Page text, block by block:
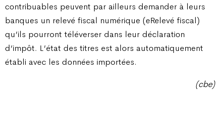
contribuables peuvent par ailleurs demander à leurs
banques un relevé fiscal numérique (eRelevé fiscal)
qu’ils pourront téléverser dans leur déclaration
d’impôt. L’état des titres est alors automatiquement
établi avec les données importées.
(cbe)